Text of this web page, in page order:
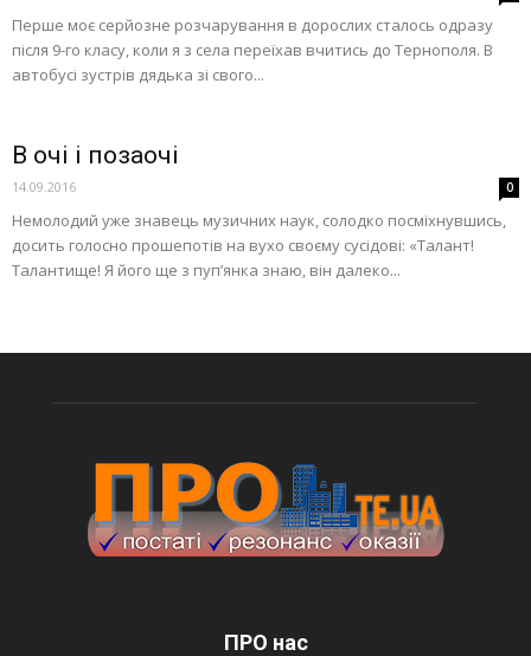
Перше моє серйозне розчарування в дорослих сталось одразу
після 9-го класу, коли я з села переїхав вчитись до Тернополя. В
автобусі зустрів дядька зі свого...
В очі і позаочі
14.09.2016 0
Немолодий уже знавець музичних наук, солодко посміхнувшись,
досить голосно прошепотів на вухо своєму сусідові: «Талант!
Талантище! Я його ще з пуп’янка знаю, він далеко...
ПРО нас